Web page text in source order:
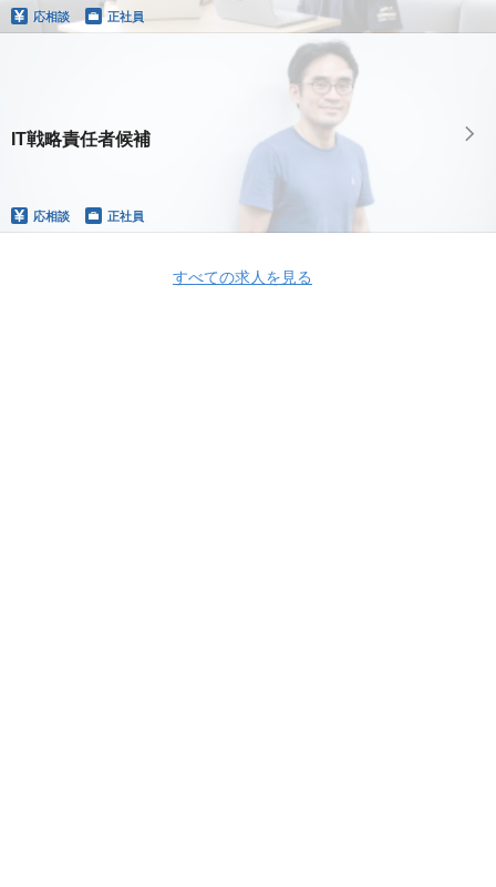
応相談 正社員
IT戦略責任者候補
応相談 正社員
すべての求人を見る